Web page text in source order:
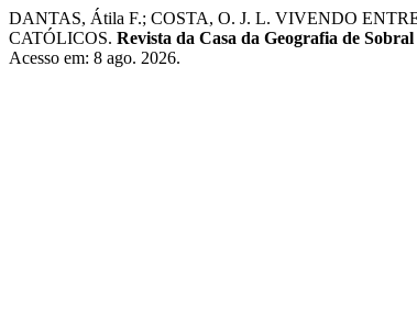
DANTAS, Átila F.; COSTA, O. J. L. VIVENDO
CATÓLICOS. Revista da Casa da Geografia de
Acesso em: 8 ago. 2026.